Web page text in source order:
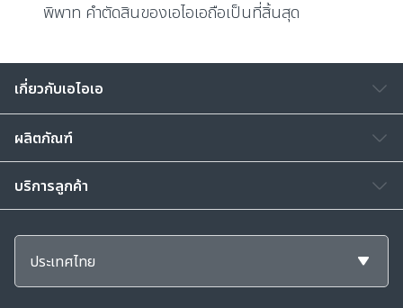
พิพาท คำตัดสินของเอไอเอถือเป็นที่สิ้นสุด
เกี่ยวกับเอไอเอ
ผลิตภัณฑ์
บริการลูกค้า
ประเทศไทย